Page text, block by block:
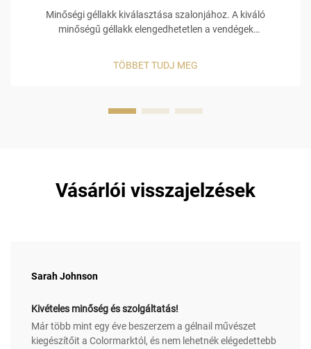
Minőségi géllakk kiválasztása szalonjához. A kiváló
minőségű géllakk elengedhetetlen a vendégek
azt várják, hogy manikűrjük hosszú ideig tartson, és ha a
TÖBBET TUDJ MEG
Vásárlói visszajelzések
Sarah Johnson
Kivételes minőség és szolgáltatás!
Már több mint egy éve beszerzem a gélnail művészet
kiegészítőit a Colormarktól, és nem lehetnék elégedettebb